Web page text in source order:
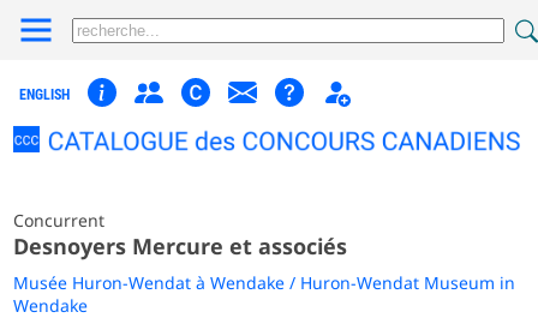
ENGLISH
Concurrent
Desnoyers Mercure et associés
Musée Huron-Wendat à Wendake / Huron-Wendat Museum in
Wendake